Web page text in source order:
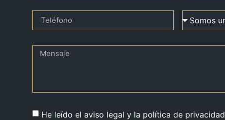
He leído el aviso legal y la política de privacidad